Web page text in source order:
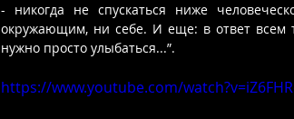
- никогда не спускаться ниже
окружающим, ни себе. И еще: в ответ всем
нужно просто улыбаться...”.
https://www.youtube.com/